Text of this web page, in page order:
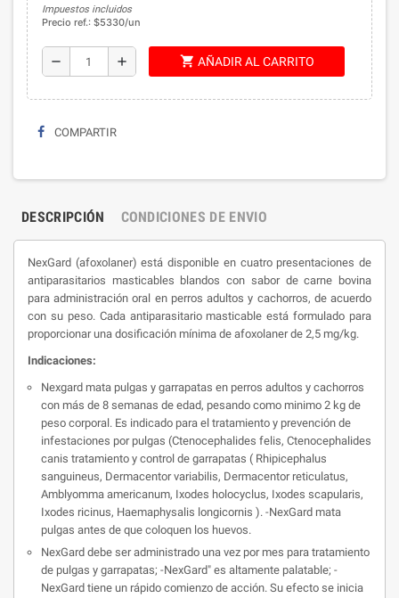
Impuestos incluidos
Precio ref.: $5330/un
remove add shopping_cart AÑADIR AL CARRITO
COMPARTIR
DESCRIPCIÓN CONDICIONES DE ENVIO
NexGard (afoxolaner) está disponible en cuatro presentaciones de
antiparasitarios masticables blandos con sabor de carne bovina
para administración oral en perros adultos y cachorros, de acuerdo
con su peso. Cada antiparasitario masticable está formulado para
proporcionar una dosificación mínima de afoxolaner de 2,5 mg/kg.
Indicaciones:
Nexgard mata pulgas y garrapatas en perros adultos y cachorros
con más de 8 semanas de edad, pesando como minimo 2 kg de
peso corporal. Es indicado para el tratamiento y prevención de
infestaciones por pulgas (Ctenocephalides felis, Ctenocephalides
canis tratamiento y control de garrapatas ( Rhipicephalus
sanguineus, Dermacentor variabilis, Dermacentor reticulatus,
Amblyomma americanum, Ixodes holocyclus, Ixodes scapularis,
Ixodes ricinus, Haemaphysalis longicornis ). -NexGard mata
pulgas antes de que coloquen los huevos.
NexGard debe ser administrado una vez por mes para tratamiento
de pulgas y garrapatas; -NexGard" es altamente palatable; -
NexGard tiene un rápido comienzo de acción. Su efecto se inicia